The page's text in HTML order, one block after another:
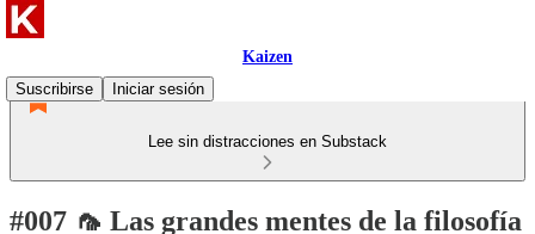
Kaizen
Suscribirse
Iniciar sesión
Lee sin distracciones en Substack
#007 🦟 Las grandes mentes de la filosofía